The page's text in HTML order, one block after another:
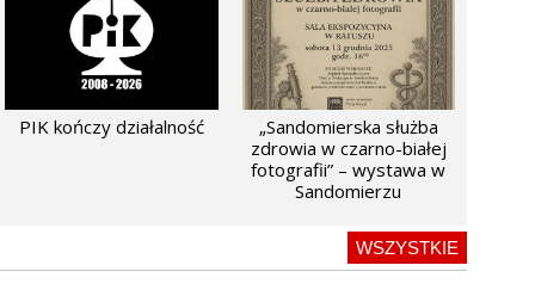
PIK kończy działalność
„Sandomierska służba
zdrowia w czarno-białej
fotografii” – wystawa w
Sandomierzu
WSZYSTKIE